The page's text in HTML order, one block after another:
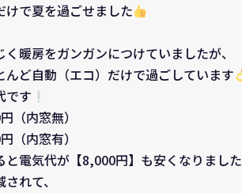
けで夏を過ごせました
暖房をガンガンにつけていましたが、
ど自動（エコ）だけで過ごしています
です
（内窓無）
（内窓有）
と電気代が【8,000円】も安くなりました
れて、